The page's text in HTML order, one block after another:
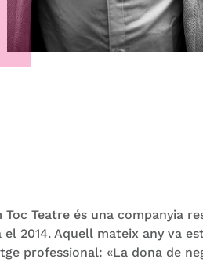
Toc Teatre és una companyia
el 2014. Aquell mateix any va
professional: «La dona de